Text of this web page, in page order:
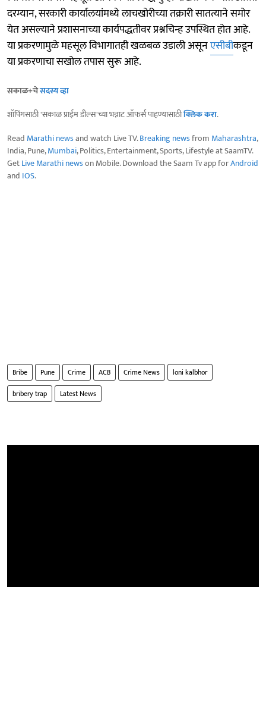
दरम्यान, सरकारी कार्यालयांमध्ये लाचखोरीच्या तक्रारी सातत्याने समोर
येत असल्याने प्रशासनाच्या कार्यपद्धतीवर प्रश्नचिन्ह उपस्थित होत आहे.
या प्रकरणामुळे महसूल विभागातही खळबळ उडाली असूनएसीबीकडून
या प्रकरणाचा सखोल तपास सुरू आहे.
सकाळ+चेसदस्य व्हा
शॉपिंगसाठी 'सकाळ प्राईम डील्स'च्या भन्नाट ऑफर्स पाहण्यासाठीक्लिक करा.
Read Marathi newsand watch Live TV.Breaking newsfrom Maharashtra,
India, Pune,Mumbai, Politics, Entertainment, Sports, Lifestyle at SaamTV.
GetLive Marathi newson Mobile. Download the Saam Tv app forAndroid
and IOS.
Bribe Pune Crime ACB Crime News
loni kalbhor
bribery trap
Latest News